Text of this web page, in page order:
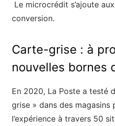
Le microcrédit s’ajoute
conversion.
Carte-grise : à
nouvelles bornes
En 2020, La Poste a testé
grise » dans des magasins
l’expérience à travers 50